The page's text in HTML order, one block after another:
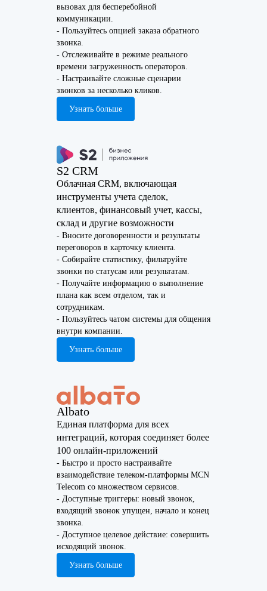
вызовах для бесперебойной
коммуникации.
- Пользуйтесь опцией заказа обратного
звонка.
- Отслеживайте в режиме реального
времени загруженность операторов.
- Настраивайте сложные сценарии
звонков за несколько кликов.
Узнать больше
S2 CRM
Облачная CRM, включающая
инструменты учета сделок,
клиентов, финансовый учет, кассы,
склад и другие возможности
- Вносите договоренности и результаты
переговоров в карточку клиента.
- Собирайте статистику, фильтруйте
звонки по статусам или результатам.
- Получайте информацию о выполнение
плана как всем отделом, так и
сотрудникам.
- Пользуйтесь чатом системы для общения
внутри компании.
Узнать больше
Albato
Единая платформа для всех
интеграций, которая соединяет более
100 онлайн-приложений
- Быстро и просто настраивайте
взаимодействие телеком-платформы MCN
Telecom со множеством сервисов.
- Доступные триггеры: новый звонок,
входящий звонок упущен, начало и конец
звонка.
- Доступное целевое действие: совершить
исходящий звонок.
Узнать больше